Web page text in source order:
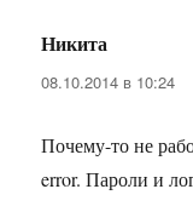
Никита
08.10.2014 в 10:24
Почему-то не
error. Пароли и